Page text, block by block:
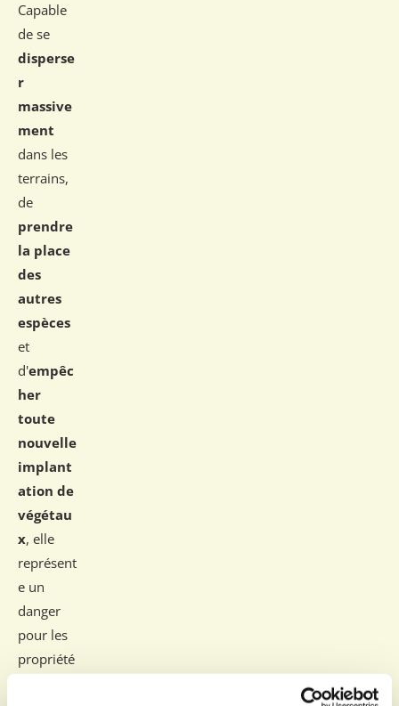
Capable
de se
disperse
r
massive
ment
dans les
terrains,
de
prendre
la place
des
autres
espèces
et
d'empêc
her
toute
nouvelle
implant
ation de
végétau
x, elle
représent
e un
danger
pour les
propriété